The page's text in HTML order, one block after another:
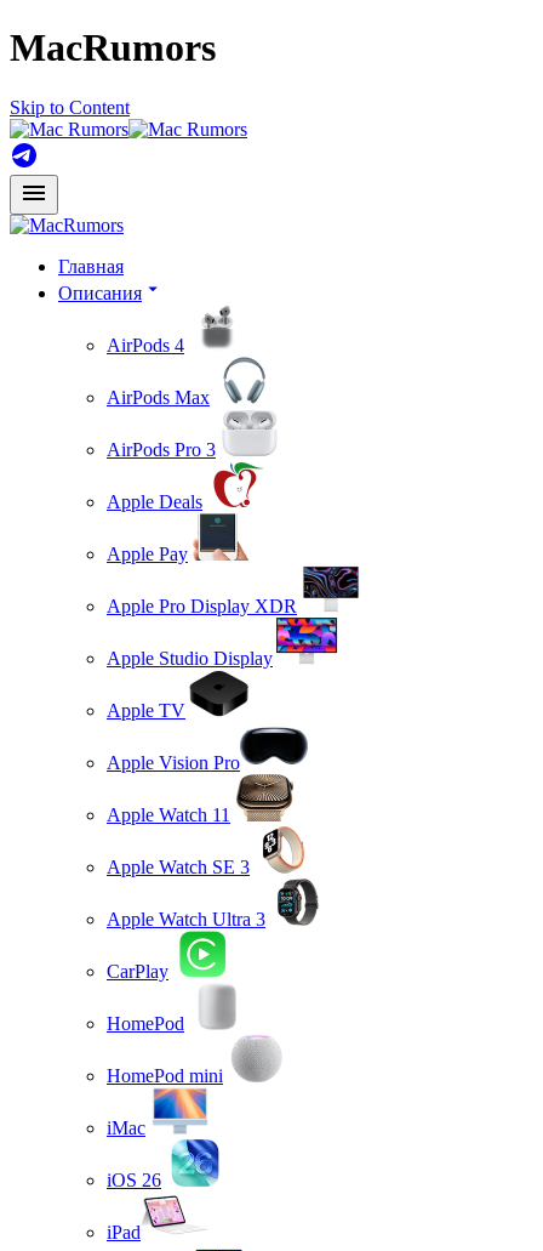
MacRumors
Skip to Content
Главная
Описания
AirPods 4
AirPods Max
AirPods Pro 3
Apple Deals
Apple Pay
Apple Pro Display XDR
Apple Studio Display
Apple TV
Apple Vision Pro
Apple Watch 11
Apple Watch SE 3
Apple Watch Ultra 3
CarPlay
HomePod
HomePod mini
iMac
iOS 26
iPad